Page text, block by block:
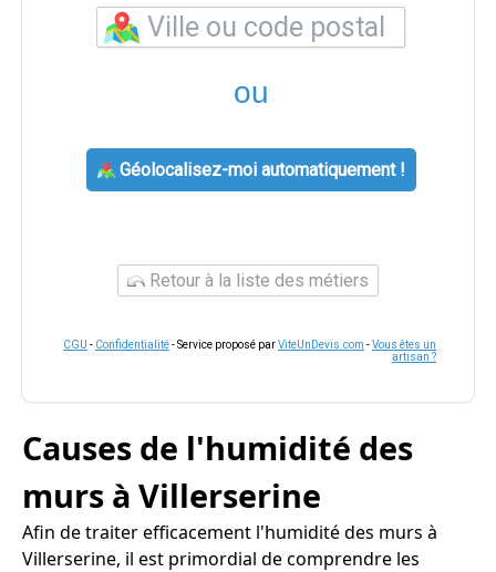
ou
Géolocalisez-moi automatiquement !
Retour à la liste des métiers
CGU - Confidentialité- Service proposé parViteUnDevis.com -Vous êtes un
artisan ?
Causes de l'humidité des
murs à Villerserine
Afin de traiter efficacement l'humidité des murs à
Villerserine, il est primordial de comprendre les